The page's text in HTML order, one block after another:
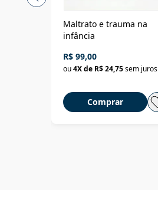
Maltrato e trauma na
infância
R$ 99,00
ou4X de R$ 24,75sem juros
Comprar